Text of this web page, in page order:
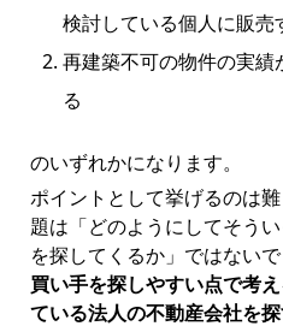
検討している個人に販売
再建築不可の物件の実
る
のいずれかになります。
ポイントとして挙げるのは
題は「どのようにしてそう
を探してくるか」ではないで
買い手を探しやすい点で考
ている法人の不動産会社を